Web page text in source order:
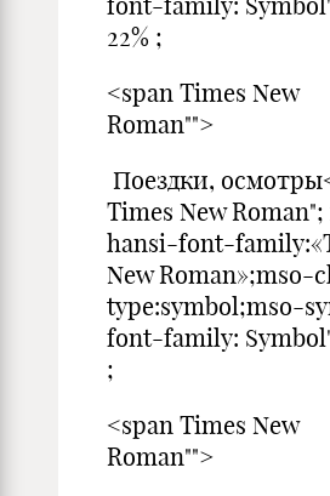
22% ;
<span Times New
Поездки,
Times New
hansi-font-
New Roman»;mso-
type:symbol;mso-
font-family:
;
<span Times New